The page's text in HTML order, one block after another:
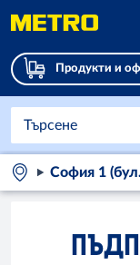
Продукти и
София 1